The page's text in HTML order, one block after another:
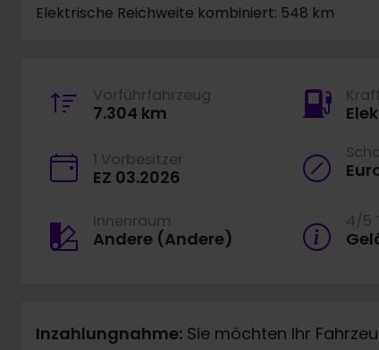
Elektrische Reichweite kombiniert: 548 km
Vorführfahrzeug
7.304 km
1 Vorbesitzer
EZ 03.2026
Innenraum
Andere (Andere)
4/5
Inzahlungnahme: Sie möchten Ihr